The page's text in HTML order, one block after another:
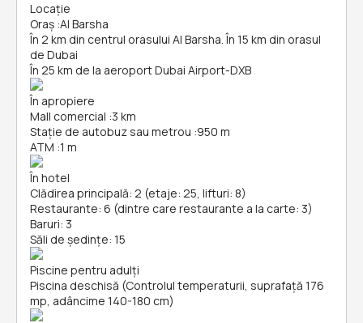
Locație
Oraș :Al Barsha
În 2 km din centrul orasului Al Barsha. În 15 km din orasul
de Dubai
În 25 km de la aeroport Dubai Airport-DXB
În apropiere
Mall comercial :3 km
Stație de autobuz sau metrou :950 m
ATM :1 m
În hotel
Clădirea principală: 2 (etaje: 25, lifturi: 8)
Restaurante: 6 (dintre care restaurante a la carte: 3)
Baruri: 3
Săli de ședințe: 15
Piscine pentru adulți
Piscina deschisă (Controlul temperaturii, suprafață 176
mp, adâncime 140-180 cm)